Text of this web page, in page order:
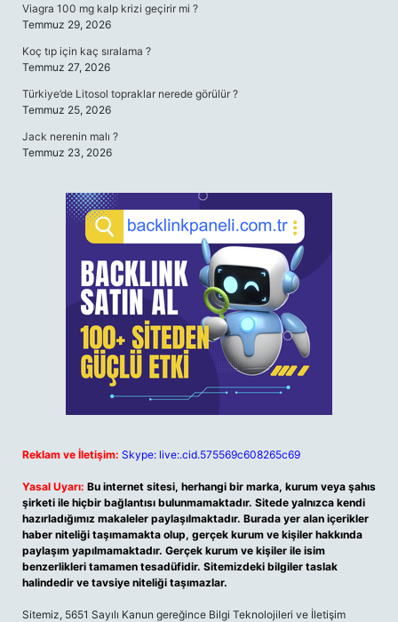
Viagra 100 mg kalp krizi geçirir mi ?
Temmuz 29, 2026
Koç tıp için kaç sıralama ?
Temmuz 27, 2026
Türkiye’de Litosol topraklar nerede görülür ?
Temmuz 25, 2026
Jack nerenin malı ?
Temmuz 23, 2026
Reklam ve İletişim: Skype: live:.cid.575569c608265c69
Yasal Uyarı: Bu internet sitesi, herhangi bir marka, kurum veya şahıs
şirketi ile hiçbir bağlantısı bulunmamaktadır. Sitede yalnızca kendi
hazırladığımız makaleler paylaşılmaktadır. Burada yer alan içerikler
haber niteliği taşımamakta olup, gerçek kurum ve kişiler hakkında
paylaşım yapılmamaktadır. Gerçek kurum ve kişiler ile isim
benzerlikleri tamamen tesadüfidir. Sitemizdeki bilgiler taslak
halindedir ve tavsiye niteliği taşımazlar.
Sitemiz, 5651 Sayılı Kanun gereğince Bilgi Teknolojileri ve İletişim